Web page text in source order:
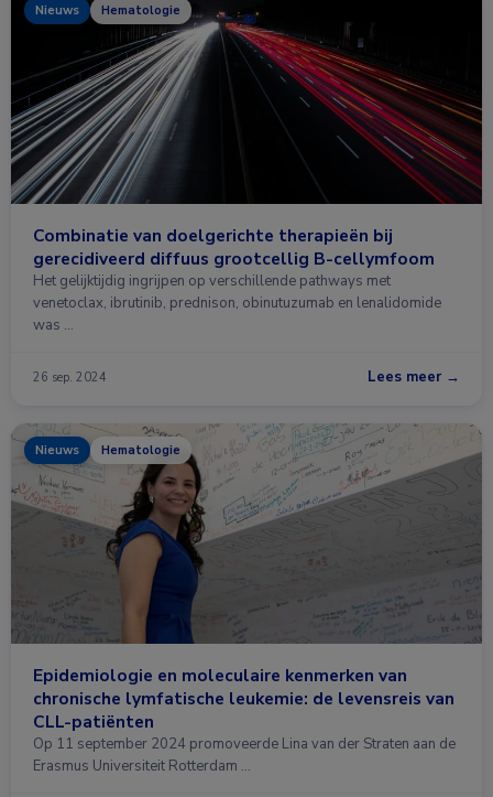
Nieuws Hematologie
Combinatie van doelgerichte therapieën bij
gerecidiveerd diffuus grootcellig B-cellymfoom
Het gelijktijdig ingrijpen op verschillende pathways met
venetoclax, ibrutinib, prednison, obinutuzumab en lenalidomide
was …
26 sep. 2024 Lees meer →
Nieuws Hematologie
Epidemiologie en moleculaire kenmerken van
chronische lymfatische leukemie: de levensreis van
CLL-patiënten
Op 11 september 2024 promoveerde Lina van der Straten aan de
Erasmus Universiteit Rotterdam …